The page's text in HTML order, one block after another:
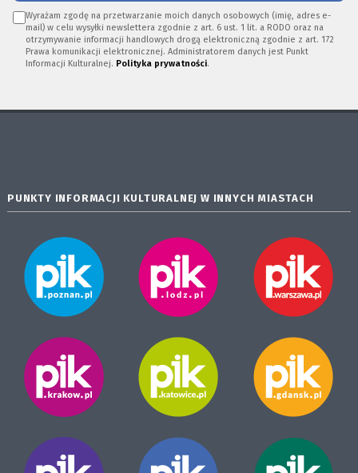
Wyrażam zgodę na przetwarzanie moich danych osobowych (imię, adres e-
mail) w celu wysyłki newslettera zgodnie z art. 6 ust. 1 lit. a RODO oraz na
otrzymywanie informacji handlowych drogą elektroniczną zgodnie z art. 172
Prawa komunikacji elektronicznej. Administratorem danych jest Punkt
Informacji Kulturalnej. Polityka prywatności.
PUNKTY INFORMACJI KULTURALNEJ W INNYCH MIASTACH